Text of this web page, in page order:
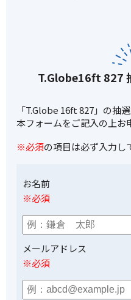
T.Globe16ft 827
「T.Globe 16ft 827」の抽
本フォームをご記入の上お
※必須の項目は必ず入力し
お名前
※必須
メールアドレス
※必須